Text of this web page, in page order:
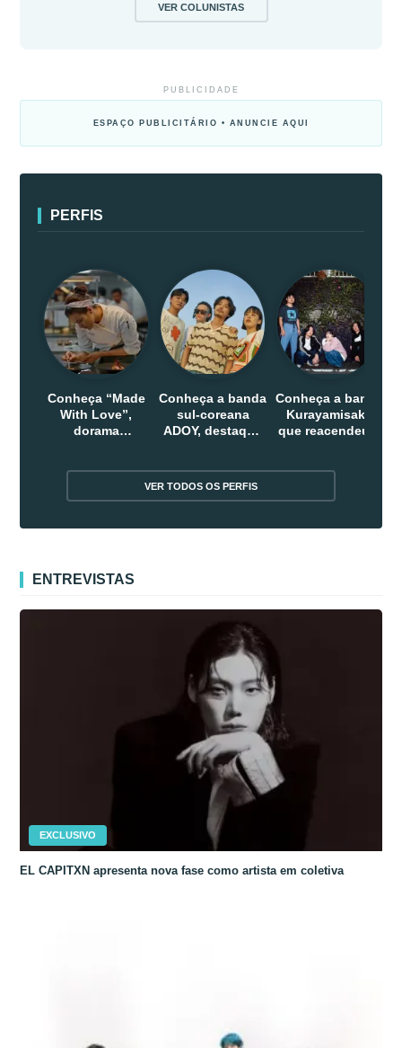
VER COLUNISTAS
PUBLICIDADE
ESPAÇO PUBLICITÁRIO • ANUNCIE AQUI
PERFIS
Conheça “Made
With Love”,
dorama
Conheça a banda
sul-coreana
ADOY, destaque
Conheça a banda
Kurayamisaka
que reacendeu o
VER TODOS OS PERFIS
ENTREVISTAS
EXCLUSIVO
EL CAPITXN apresenta nova fase como artista em coletiva